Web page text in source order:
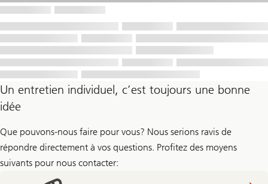
Un entretien individuel, c’est toujours une bonne
idée
Que pouvons-nous faire pour vous? Nous serions ravis de
répondre directement à vos questions. Profitez des moyens
suivants pour nous contacter: